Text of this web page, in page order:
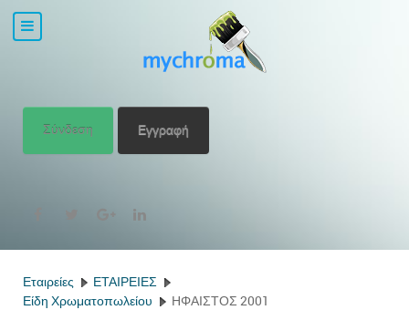
Σύνδεση Εγγραφή
Εταιρείες
ΕΤΑΙΡΕΙΕΣ
Είδη Χρωματοπωλείου
ΗΦΑΙΣΤΟΣ 2001